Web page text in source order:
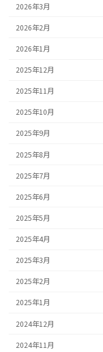
2026年3月
2026年2月
2026年1月
2025年12月
2025年11月
2025年10月
2025年9月
2025年8月
2025年7月
2025年6月
2025年5月
2025年4月
2025年3月
2025年2月
2025年1月
2024年12月
2024年11月